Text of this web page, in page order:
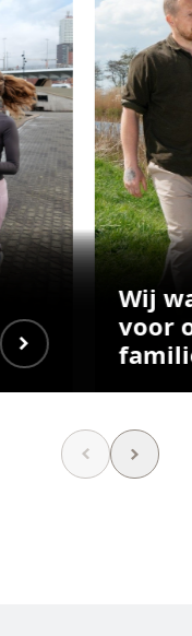
Wij
voor